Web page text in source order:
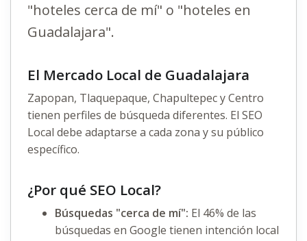
"hoteles cerca de mí" o "hoteles en
Guadalajara".
El Mercado Local de Guadalajara
Zapopan, Tlaquepaque, Chapultepec y Centro
tienen perfiles de búsqueda diferentes. El SEO
Local debe adaptarse a cada zona y su público
específico.
¿Por qué SEO Local?
Búsquedas "cerca de mí": El 46% de las
búsquedas en Google tienen intención local